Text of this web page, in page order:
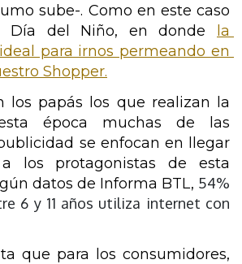
sube-. Como en este caso
Día del Niño, en donde
la
para irnos permeando en
Shopper.
los papás los que realizan la
época muchas de las
se enfocan en llegar
los protagonistas de esta
datos de Informa BTL, 54%
6 y 11 años utiliza internet con
que para los consumidores,